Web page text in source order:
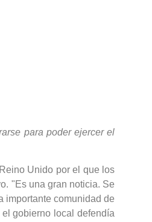
para poder ejercer el
Unido por el que los
"Es una gran noticia. Se
importante comunidad de
gobierno local defendía